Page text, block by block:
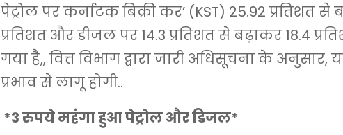
पेट्रोल पर कर्नाटक बिक्री कर’ (KST) 25.92 प्रतिशत से
प्रतिशत और डीजल पर 14.3 प्रतिशत से बढ़ाकर 18.4
गया है,, वित्त विभाग द्वारा जारी अधिसूचना के अनुसार,
प्रभाव से लागू होगी..
*3 रुपये महंगा हुआ पेट्रोल और डिजल*